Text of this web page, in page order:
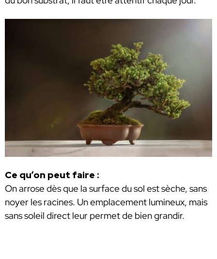
Ce qu’on peut faire :
On arrose dès que la surface du sol est sèche, sans
noyer les racines. Un emplacement lumineux, mais
sans soleil direct leur permet de bien grandir.